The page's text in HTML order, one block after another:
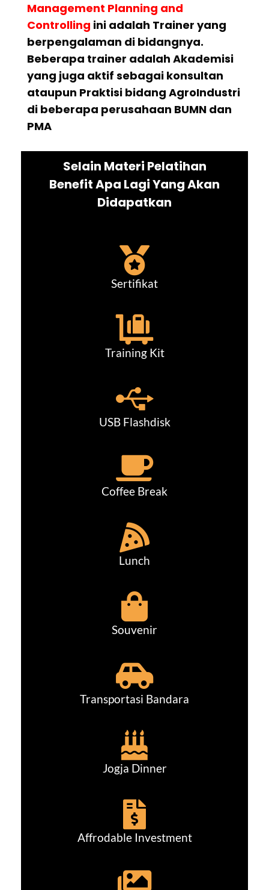
Management Planning and
Controlling ini adalah Trainer yang
berpengalaman di bidangnya.
Beberapa trainer adalah Akademisi
yang juga aktif sebagai konsultan
ataupun Praktisi bidang AgroIndustri
di beberapa perusahaan BUMN dan
PMA
Selain Materi Pelatihan
Benefit Apa Lagi Yang Akan
Didapatkan
Sertifikat
Training Kit
USB Flashdisk
Coffee Break
Lunch
Souvenir
Transportasi Bandara
Jogja Dinner
Affrodable Investment